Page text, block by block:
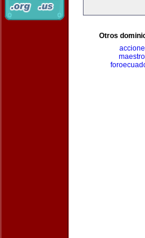
Otros